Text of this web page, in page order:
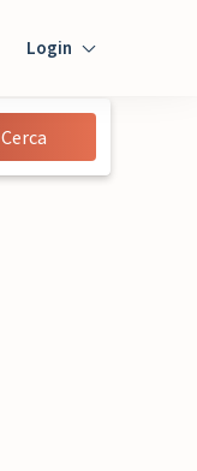
Login
Ospiti
Cerca